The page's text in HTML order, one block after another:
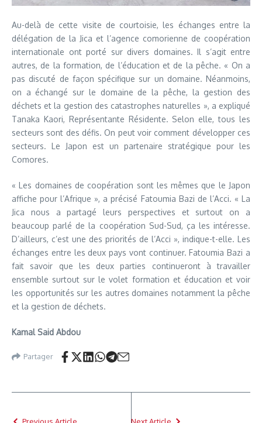
Au-delà de cette visite de courtoisie, les échanges entre la
délégation de la Jica et l’agence comorienne de coopération
internationale ont porté sur divers domaines. Il s’agit entre
autres, de la formation, de l’éducation et de la pêche. « On a
pas discuté de façon spécifique sur un domaine. Néanmoins,
on a échangé sur le domaine de la pêche, la gestion des
déchets et la gestion des catastrophes naturelles », a expliqué
Tanaka Kaori, Représentante Résidente. Selon elle, tous les
secteurs sont des défis. On peut voir comment développer ces
secteurs. Le Japon est un partenaire stratégique pour les
Comores.
« Les domaines de coopération sont les mêmes que le Japon
affiche pour l’Afrique », a précisé Fatoumia Bazi de l’Acci. « La
Jica nous a partagé leurs perspectives et surtout on a
beaucoup parlé de la coopération Sud-Sud, ça les intéresse.
D’ailleurs, c’est une des priorités de l’Acci », indique-t-elle. Les
échanges entre les deux pays vont continuer. Fatoumia Bazi a
fait savoir que les deux parties continueront à travailler
ensemble surtout sur le volet formation et éducation et voir
les opportunités sur les autres domaines notamment la pêche
et la gestion de déchets.
Kamal Said Abdou
Partager